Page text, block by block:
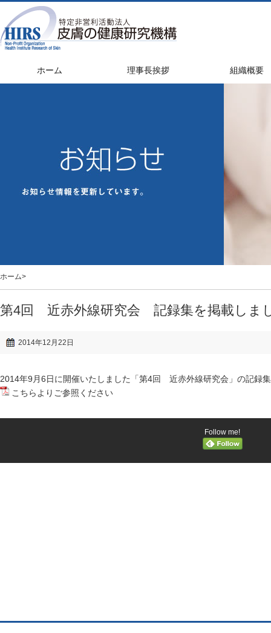
ホーム 理事長挨拶 組織概要
ホーム>
第4回 近赤外線研究会 記録集を掲載しま
2014年12月22日
2014年9月6日に開催いたしました「第4回 近赤外線研究会」の記録
こちら よりご参照ください
Follow me!